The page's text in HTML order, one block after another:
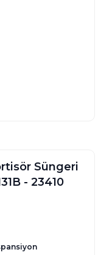
Süngeri
- 23410